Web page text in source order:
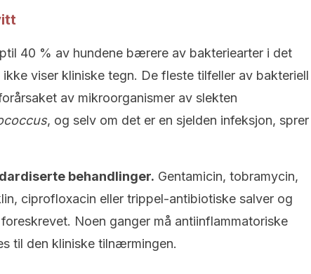
40 % av hundene bærere av bakteriearter i det
viser kliniske tegn. De fleste tilfeller av bakteriell
av mikroorganismer av slekten
, og selv om det er en sjelden infeksjon, sprer
behandlinger. Gentamicin, tobramycin,
ciprofloxacin eller trippel-antibiotiske salver og
Noen ganger må antiinflammatoriske
til den kliniske tilnærmingen.